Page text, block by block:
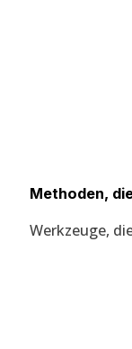
Methoden,
Werkzeuge,